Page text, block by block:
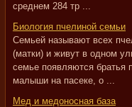
среднем 284 тр ...
Биология пчелиной семьи
Семьей называют всех
(матки) и живут в одном
семье появляются братья
малыши на пасеке, о ...
Мед и медоносная база